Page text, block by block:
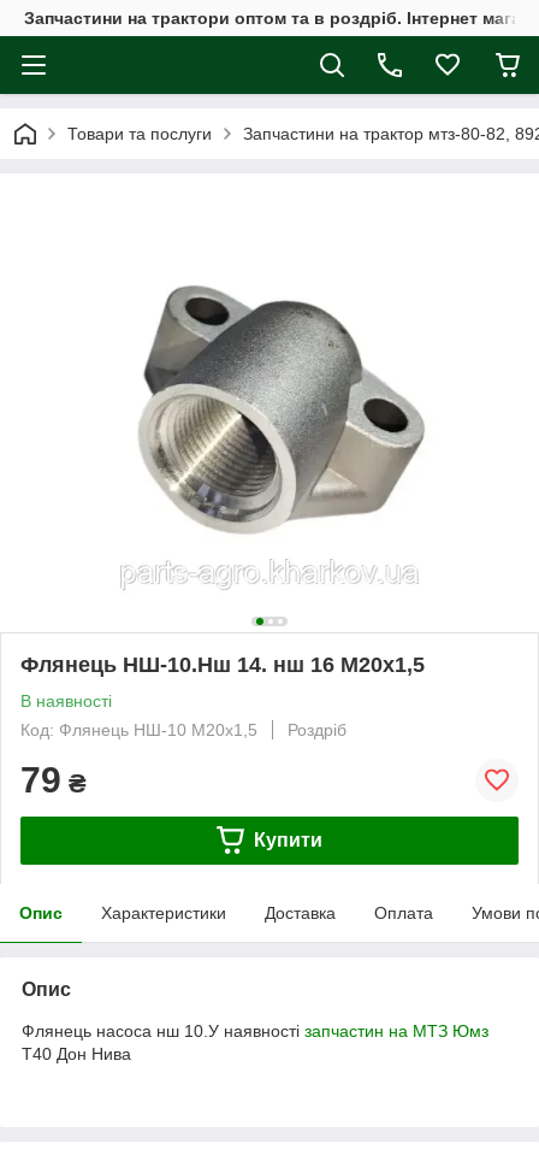
Запчастини на трактори оптом та в роздріб. Інтернет
Товари та послуги Запчастини на трактор мтз-80-82,
Флянець НШ-10.Нш 14. нш 16 М20х1,5
В наявності
Код: Флянець НШ-10 М20х1,5
Роздріб
79 ₴
Купити
Опис Характеристики Доставка Оплата Умови
Опис
Флянець насоса нш 10.У наявності запчастин на МТЗ Юмз
Т40 Дон Нива